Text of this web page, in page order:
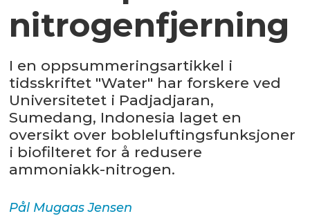
nitrogenfjerning
I en oppsummeringsartikkel i
tidsskriftet "Water" har forskere ved
Universitetet i Padjadjaran,
Sumedang, Indonesia laget en
oversikt over bobleluftingsfunksjoner
i biofilteret for å redusere
ammoniakk-nitrogen.
Pål Mugaas Jensen